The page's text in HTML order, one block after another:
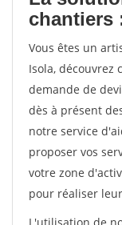
chantiers
Vous êtes un
Isola, découvrez
demande de
dès à présent
notre service
proposer vos
votre zone
pour réaliser